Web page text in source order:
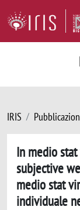
IRIS
In medio
subjective
medio stat
individuale